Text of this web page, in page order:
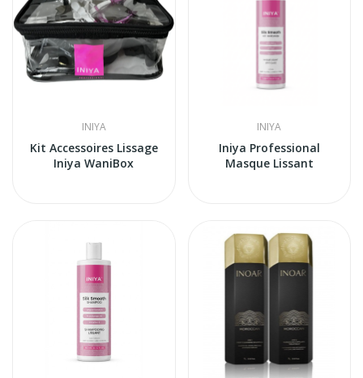
INIYA
Kit Accessoires Lissage
Iniya WaniBox
INIYA
Iniya Professional
Masque Lissant